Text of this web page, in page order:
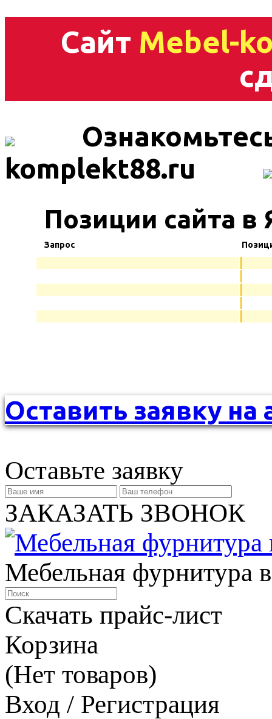
Сайт Mebel-
komplekt88.ru
Позиции сайта в
Запрос
Оставить заявку на
Оставьте заявку
ЗАКАЗАТЬ ЗВОНОК
Мебельная фурнитура
Скачать прайс-лист
Корзина
(Нет товаров)
Вход / Регистрация